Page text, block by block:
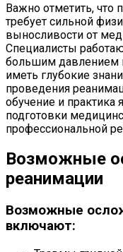
Важно отметить, что
требует сильной
выносливости от
Специалисты
большим давлением
иметь глубокие
проведения
обучение и
подготовки
профессиональной
Возможные
реанимации
Возможные
включают: